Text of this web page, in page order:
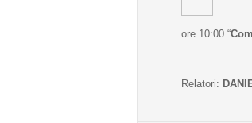
ore 10:00 “
Relatori: